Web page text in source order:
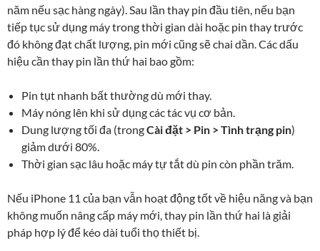
năm nếu sạc hàng ngày). Sau lần thay pin đầu tiên, nếu bạn
tiếp tục sử dụng máy trong thời gian dài hoặc pin thay trước
đó không đạt chất lượng, pin mới cũng sẽ chai dần. Các dấu
hiệu cần thay pin lần thứ hai bao gồm:
Pin tụt nhanh bất thường dù mới thay.
Máy nóng lên khi sử dụng các tác vụ cơ bản.
Dung lượng tối đa (trongCài đặt > Pin > Tình trạng pin)
giảm dưới 80%.
Thời gian sạc lâu hoặc máy tự tắt dù pin còn phần trăm.
Nếu iPhone 11 của bạn vẫn hoạt động tốt về hiệu năng và bạn
không muốn nâng cấp máy mới, thay pin lần thứ hai là giải
pháp hợp lý để kéo dài tuổi thọ thiết bị.